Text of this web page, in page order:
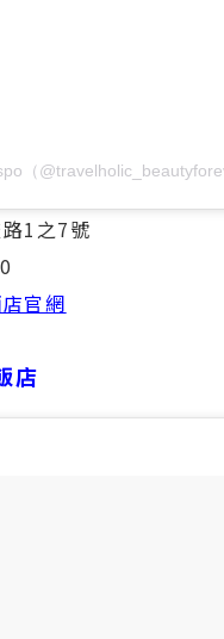
（
1之7號
官網
店